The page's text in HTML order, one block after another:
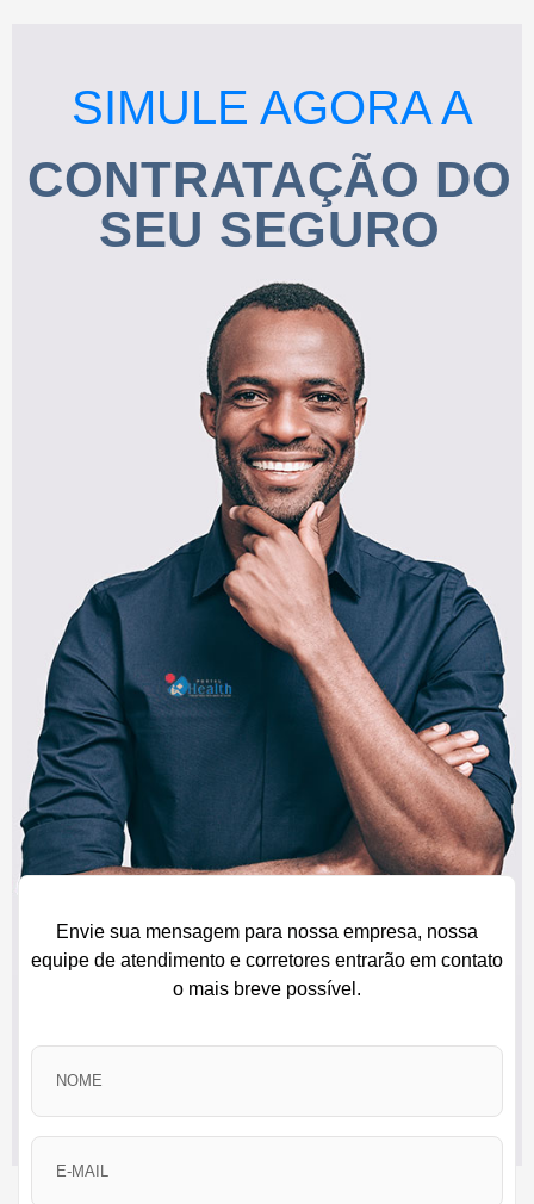
SIMULE AGORA A
CONTRATAÇÃO DO
SEU SEGURO
Envie sua mensagem para nossa empresa, nossa
equipe de atendimento e corretores entrarão em contato
o mais breve possível.